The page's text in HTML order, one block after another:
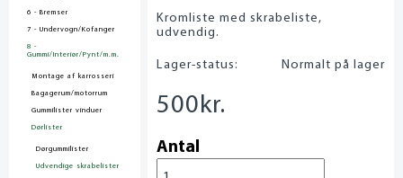
6 - Bremser
7 - Undervogn/Kofanger
8 -
Gummi/Interiør/Pynt/m.m.
Montage af karrosseri
Bagagerum/motorrum
Gummilister vinduer
Dørlister
Dørgummilister
Udvendige skrabelister
Kromliste med skrabeliste,
udvendig.
Lager-status: Normalt på lager
500kr.
Antal